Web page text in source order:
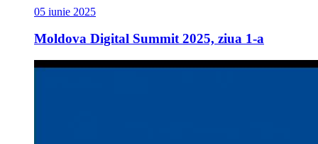
05 iunie 2025
Moldova Digital Summit 2025, ziua 1-a